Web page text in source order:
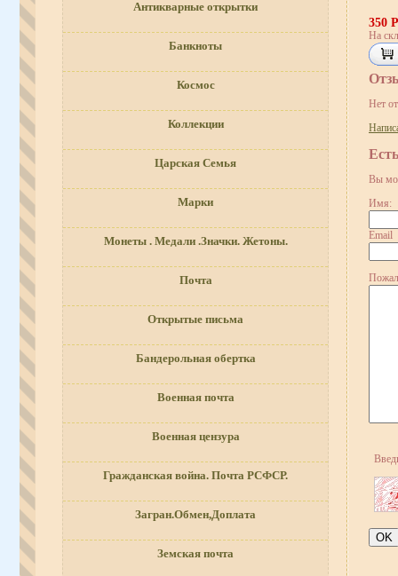
Антикварные открытки
Банкноты
Космос
Коллекции
Царская Семья
Марки
Монеты . Медали .Значки. Жетоны.
Почта
Открытые письма
Бандерольная обертка
Военная почта
Военная цензура
Гражданская война. Почта РСФСР.
Загран.Обмен,Доплата
Земская почта
350
На
Нет
Вы
Имя:
Email